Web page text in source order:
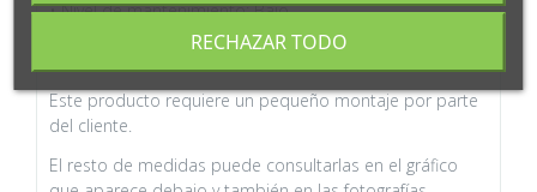
• Nivel de mantenimiento: Bajo
• Otros datos relevantes: Pequeñas irregularidades y
Este producto requiere un pequeño montaje por parte
del cliente.
El resto de medidas puede consultarlas en el gráfico
RECHAZAR TODO